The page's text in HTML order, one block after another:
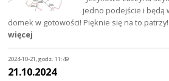
jedno podejście i będą
domek w gotowości! Pięknie się na to
więcej
2024-10-21, godz. 11:49
21.10.2024